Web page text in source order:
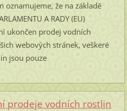
oznamujeme, že na základě
A RADY (EU)
ukončen prodej vodních
webových stránek, veškeré
jsou pouze
prodeje vodních rostlin